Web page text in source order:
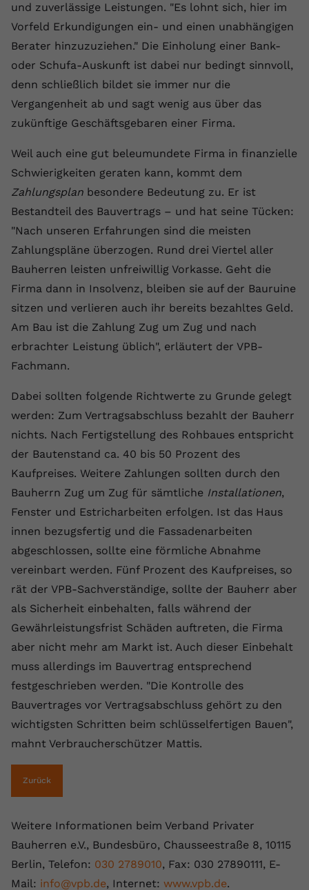
und zuverlässige Leistungen. "Es lohnt sich, hier im
Vorfeld Erkundigungen ein- und einen unabhängigen
Berater hinzuzuziehen." Die Einholung einer Bank-
oder Schufa-Auskunft ist dabei nur bedingt sinnvoll,
denn schließlich bildet sie immer nur die
Vergangenheit ab und sagt wenig aus über das
zukünftige Geschäftsgebaren einer Firma.
Weil auch eine gut beleumundete Firma in finanzielle
Schwierigkeiten geraten kann, kommt dem
Zahlungsplan besondere Bedeutung zu. Er ist
Bestandteil des Bauvertrags – und hat seine Tücken:
"Nach unseren Erfahrungen sind die meisten
Zahlungspläne überzogen. Rund drei Viertel aller
Bauherren leisten unfreiwillig Vorkasse. Geht die
Firma dann in Insolvenz, bleiben sie auf der Bauruine
sitzen und verlieren auch ihr bereits bezahltes Geld.
Am Bau ist die Zahlung Zug um Zug und nach
erbrachter Leistung üblich", erläutert der VPB-
Fachmann.
Dabei sollten folgende Richtwerte zu Grunde gelegt
werden: Zum Vertragsabschluss bezahlt der Bauherr
nichts. Nach Fertigstellung des Rohbaues entspricht
der Bautenstand ca. 40 bis 50 Prozent des
Kaufpreises. Weitere Zahlungen sollten durch den
Bauherrn Zug um Zug für sämtliche Installationen,
Fenster und Estricharbeiten erfolgen. Ist das Haus
innen bezugsfertig und die Fassadenarbeiten
abgeschlossen, sollte eine förmliche Abnahme
vereinbart werden. Fünf Prozent des Kaufpreises, so
rät der VPB-Sachverständige, sollte der Bauherr aber
als Sicherheit einbehalten, falls während der
Gewährleistungsfrist Schäden auftreten, die Firma
aber nicht mehr am Markt ist. Auch dieser Einbehalt
muss allerdings im Bauvertrag entsprechend
festgeschrieben werden. "Die Kontrolle des
Bauvertrages vor Vertragsabschluss gehört zu den
wichtigsten Schritten beim schlüsselfertigen Bauen",
mahnt Verbraucherschützer Mattis.
Zurück
Weitere Informationen beim Verband Privater
Bauherren e.V., Bundesbüro, Chausseestraße 8, 10115
Berlin, Telefon: 030 2789010, Fax: 030 27890111, E-
Mail: info@vpb.de, Internet: www.vpb.de.
Anbieter youtube.com
Laufzeit Session
Zweck
Dieser von YouTube gesetzte Cookie
registriert eine eindeutige ID, um
Daten darüber zu speichern, welche
Videos von YouTube der Nutzer
Name yt.innertube::nextId
Anbieter Youtube.com
Laufzeit Session
Dieser von YouTube gesetzte Cookie
registriert eine eindeutige ID, um
Daten darüber zu speichern, welche
Videos von YouTube der Nutzer
gesehen hat.
Name
Anbieter Youtube.com
Laufzeit Session
Zweck
YouTube setzt diesen Cookie, um die
Videopräferenzen des Nutzers zu
speichern, der eingebettete YouTube-
Videos verwendet.